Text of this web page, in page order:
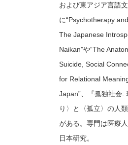
および東アジア言語
に“Psychotherapy
The Japanese
Naikan”や“The
Suicide, Social
for Relational
Japan”、『孤独社会:
り〉と〈孤立〉の人
がある。専門は医療
日本研究。